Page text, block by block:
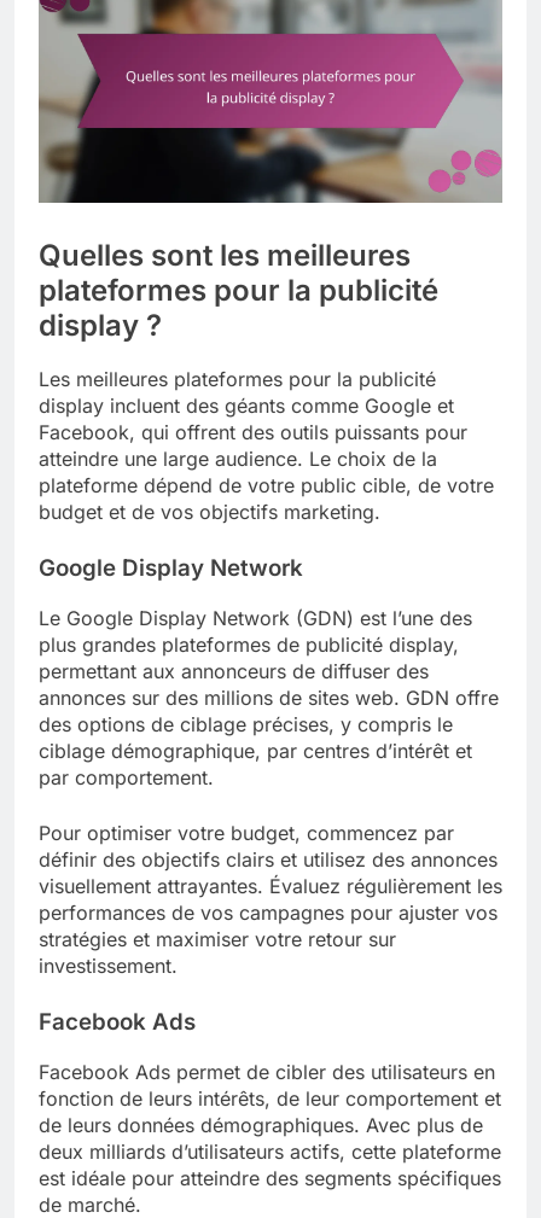
Quelles sont les meilleures
plateformes pour la publicité
display ?
Les meilleures plateformes pour la publicité
display incluent des géants comme Google et
Facebook, qui offrent des outils puissants pour
atteindre une large audience. Le choix de la
plateforme dépend de votre public cible, de votre
budget et de vos objectifs marketing.
Google Display Network
Le Google Display Network (GDN) est l’une des
plus grandes plateformes de publicité display,
permettant aux annonceurs de diffuser des
annonces sur des millions de sites web. GDN offre
des options de ciblage précises, y compris le
ciblage démographique, par centres d’intérêt et
par comportement.
Pour optimiser votre budget, commencez par
définir des objectifs clairs et utilisez des annonces
visuellement attrayantes. Évaluez régulièrement les
performances de vos campagnes pour ajuster vos
stratégies et maximiser votre retour sur
investissement.
Facebook Ads
Facebook Ads permet de cibler des utilisateurs en
fonction de leurs intérêts, de leur comportement et
de leurs données démographiques. Avec plus de
deux milliards d’utilisateurs actifs, cette plateforme
est idéale pour atteindre des segments spécifiques
de marché.